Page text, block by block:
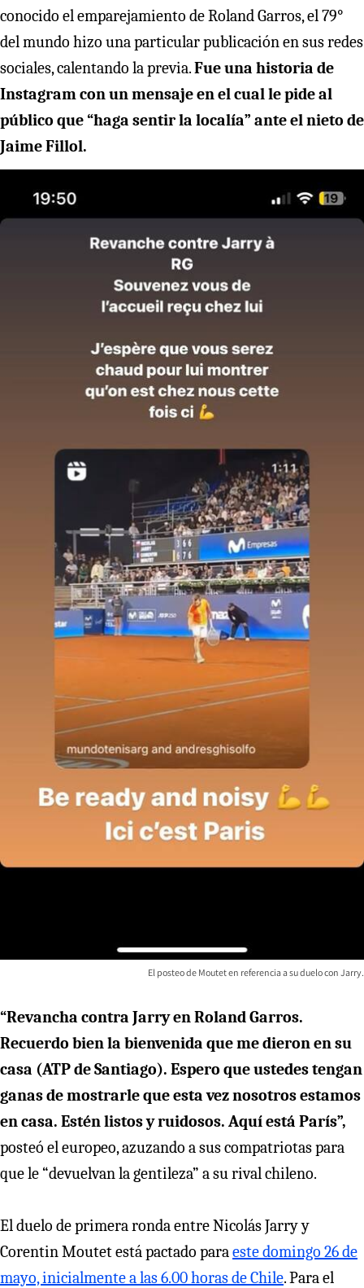
conocido el emparejamiento de Roland Garros, el 79°
del mundo hizo una particular publicación en sus redes
sociales, calentando la previa.Fue una historia de
Instagram con un mensaje en el cual le pide al
público que “haga sentir la localía” ante el nieto de
Jaime Fillol.
El posteo de Moutet en referencia a su duelo con Jarry.
“Revancha contra Jarry en Roland Garros.
Recuerdo bien la bienvenida que me dieron en su
casa (ATP de Santiago). Espero que ustedes tengan
ganas de mostrarle que esta vez nosotros estamos
en casa. Estén listos y ruidosos. Aquí está París”,
posteó el europeo, azuzando a sus compatriotas para
que le “devuelvan la gentileza” a su rival chileno.
El duelo de primera ronda entre Nicolás Jarry y
Corentin Moutet está pactado para este domingo 26 de
mayo, inicialmente a las 6.00 horas de Chile. Para el